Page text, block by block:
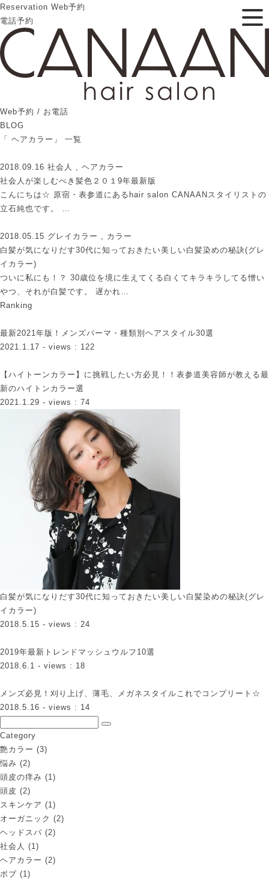
Reservation Web予約
電話予約
Web予約 / お電話
BLOG
「 ヘアカラー」 一覧
2018.09.16 社会人 , ヘアカラー
社会人が楽しむべき髪色２０１9年最新版
こんにちは☆ 原宿・表参道にあるhair salon CANAANスタイリストの
立石純也です。 …
2018.05.15 グレイカラー , カラー
白髪が気になりだす30代に知っておきたい美しい白髪染めの秘訣(グレ
イカラー)
ついに私にも！？ 30歳位を境に生えてくる白くてキラキラしてる憎い
やつ、それが白髪です。 遅かれ…
Ranking
最新2021年版！メンズパーマ・種類別ヘアスタイル30選
2021.1.17 - views : 122
【ハイトーンカラー】に挑戦したい方必見！！表参道美容師が教える最
新のハイトンカラー選
2021.1.29 - views : 74
白髪が気になりだす30代に知っておきたい美しい白髪染めの秘訣(グレ
イカラー)
2018.5.15 - views : 24
2019年最新トレンドマッシュウルフ10選
2018.6.1 - views : 18
メンズ必見！刈り上げ、薄毛、メガネスタイルこれでコンプリート☆
2018.5.16 - views : 14
Category
艶カラー (3)
悩み (2)
頭皮の痒み (1)
頭皮 (2)
スキンケア (1)
オーガニック (2)
ヘッドスパ (2)
社会人 (1)
ヘアカラー (2)
ボブ (1)